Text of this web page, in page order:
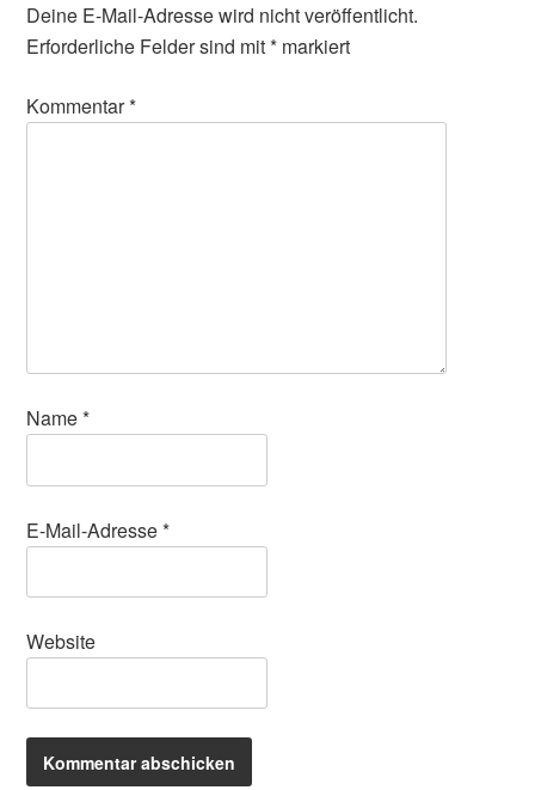
Deine E-Mail-Adresse wird nicht veröffentlicht.
Erforderliche Felder sind mit* markiert
Kommentar*
Name*
E-Mail-Adresse*
Website